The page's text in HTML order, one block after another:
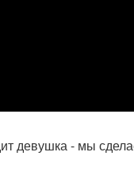
девушка - мы